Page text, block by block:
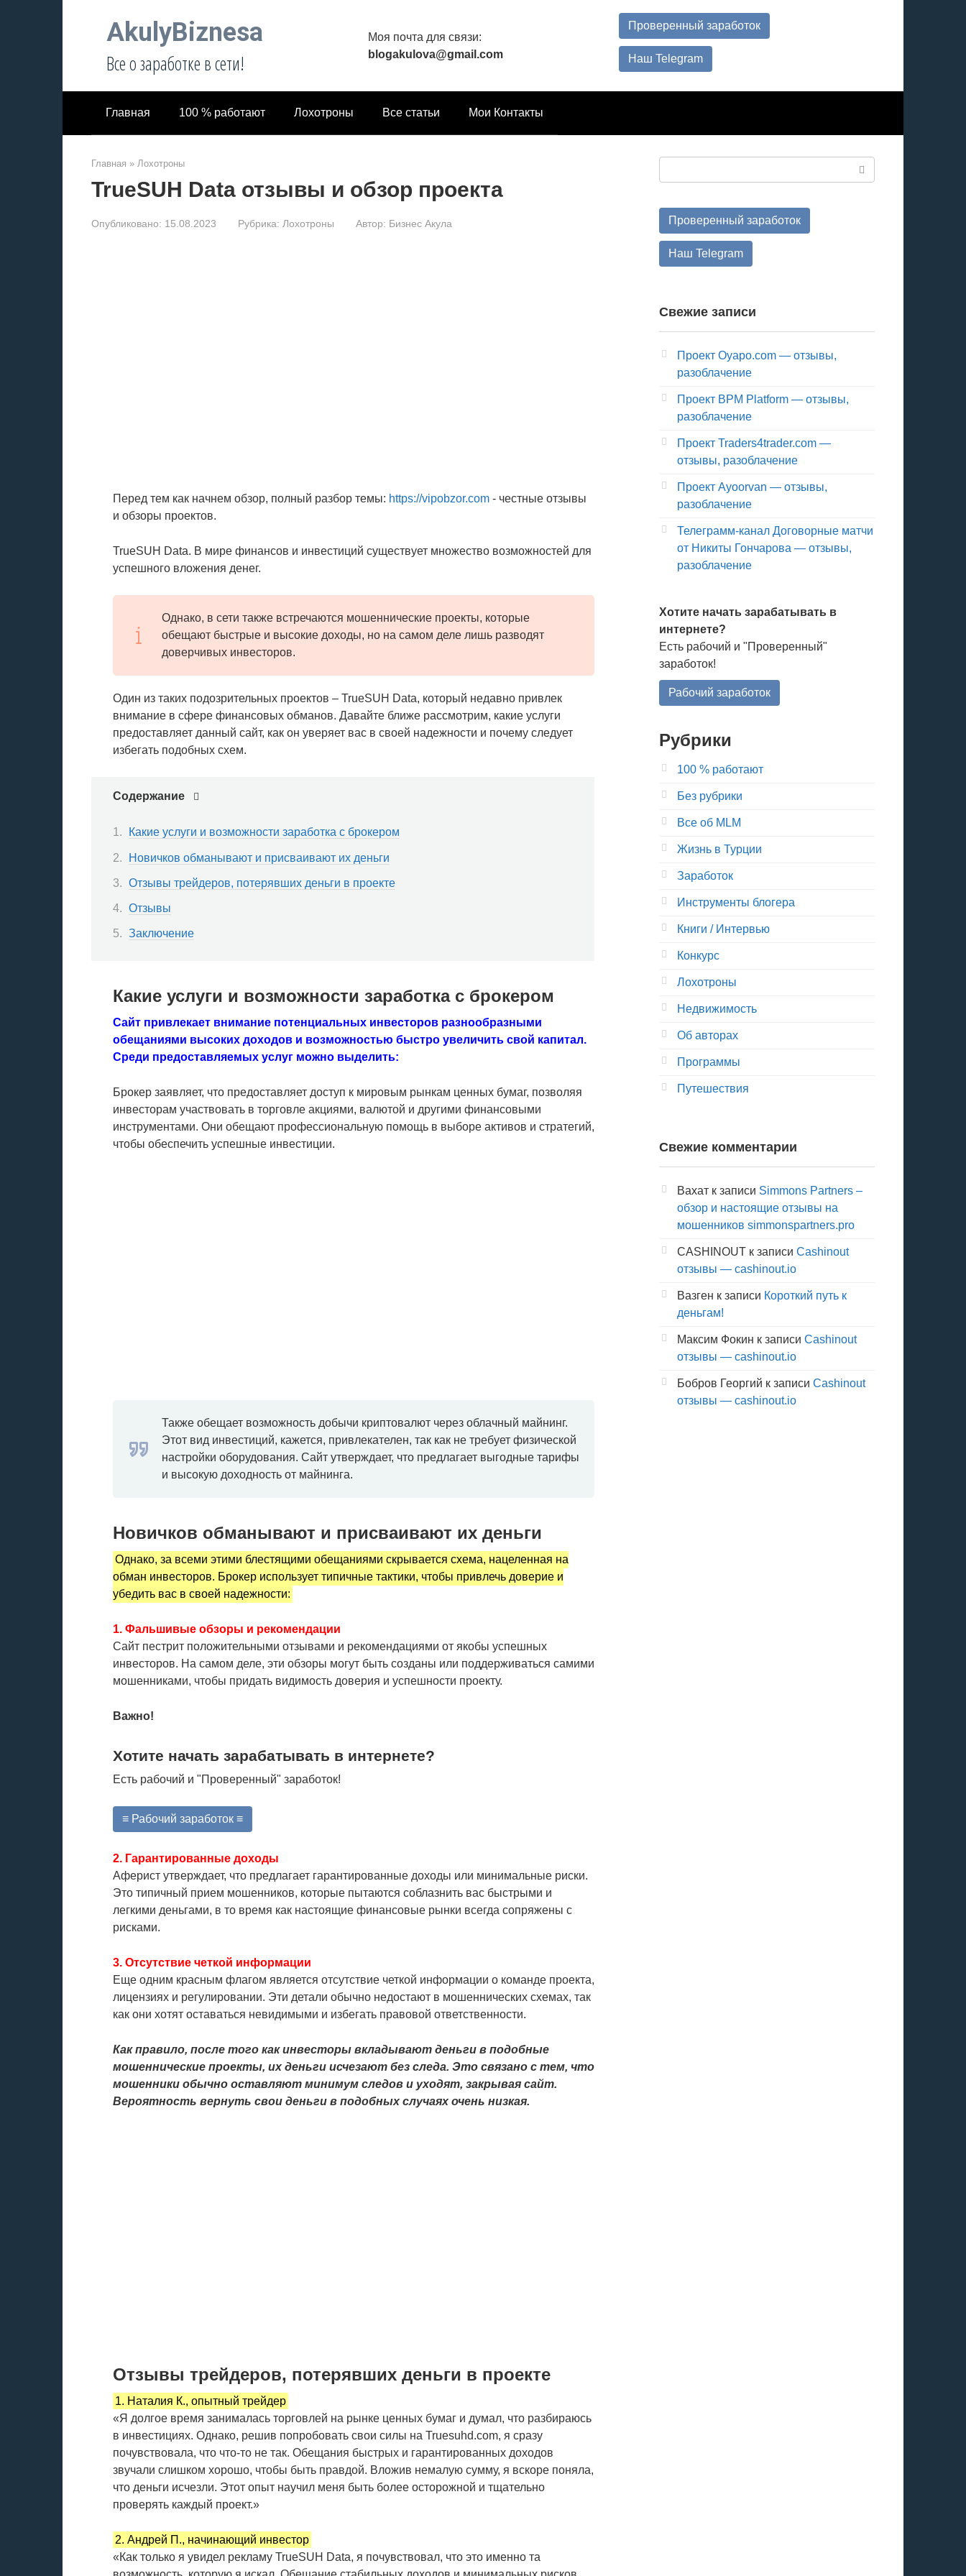
AkulyBiznesa
Все о заработке в сети!
Моя почта для связи:
blogakulova@gmail.com
Проверенный заработок
Наш Telegram
Главная 100 % работают Лохотроны Все статьи Мои Контакты
Главная » Лохотроны
TrueSUH Data отзывы и обзор проекта
Опубликовано: 15.08.2023 Рубрика: Лохотроны Автор: Бизнес Акула
Перед тем как начнем обзор, полный разбор темы: https://vipobzor.com - честные отзывы
и обзоры проектов.
TrueSUH Data. В мире финансов и инвестиций существует множество возможностей для
успешного вложения денег.
Однако, в сети также встречаются мошеннические проекты, которые
обещают быстрые и высокие доходы, но на самом деле лишь разводят
доверчивых инвесторов.
Один из таких подозрительных проектов – TrueSUH Data, который недавно привлек
внимание в сфере финансовых обманов. Давайте ближе рассмотрим, какие услуги
предоставляет данный сайт, как он уверяет вас в своей надежности и почему следует
избегать подобных схем.
Содержание
Какие услуги и возможности заработка с брокером
Новичков обманывают и присваивают их деньги
Отзывы трейдеров, потерявших деньги в проекте
Отзывы
Заключение
Какие услуги и возможности заработка с брокером
Сайт привлекает внимание потенциальных инвесторов разнообразными
обещаниями высоких доходов и возможностью быстро увеличить свой капитал.
Среди предоставляемых услуг можно выделить:
Брокер заявляет, что предоставляет доступ к мировым рынкам ценных бумаг, позволяя
инвесторам участвовать в торговле акциями, валютой и другими финансовыми
инструментами. Они обещают профессиональную помощь в выборе активов и стратегий,
чтобы обеспечить успешные инвестиции.
Также обещает возможность добычи криптовалют через облачный майнинг.
Этот вид инвестиций, кажется, привлекателен, так как не требует физической
настройки оборудования. Сайт утверждает, что предлагает выгодные тарифы
и высокую доходность от майнинга.
Новичков обманывают и присваивают их деньги
Однако, за всеми этими блестящими обещаниями скрывается схема, нацеленная на
обман инвесторов. Брокер использует типичные тактики, чтобы привлечь доверие и
убедить вас в своей надежности:
1. Фальшивые обзоры и рекомендации
Сайт пестрит положительными отзывами и рекомендациями от якобы успешных
инвесторов. На самом деле, эти обзоры могут быть созданы или поддерживаться самими
мошенниками, чтобы придать видимость доверия и успешности проекту.
Важно!
Хотите начать зарабатывать в интернете?
Есть рабочий и "Проверенный" заработок!
≡ Рабочий заработок ≡
2. Гарантированные доходы
Аферист утверждает, что предлагает гарантированные доходы или минимальные риски.
Это типичный прием мошенников, которые пытаются соблазнить вас быстрыми и
легкими деньгами, в то время как настоящие финансовые рынки всегда сопряжены с
рисками.
3. Отсутствие четкой информации
Еще одним красным флагом является отсутствие четкой информации о команде проекта,
лицензиях и регулировании. Эти детали обычно недостают в мошеннических схемах, так
как они хотят оставаться невидимыми и избегать правовой ответственности.
Как правило, после того как инвесторы вкладывают деньги в подобные
мошеннические проекты, их деньги исчезают без следа. Это связано с тем, что
мошенники обычно оставляют минимум следов и уходят, закрывая сайт.
Вероятность вернуть свои деньги в подобных случаях очень низкая.
Отзывы трейдеров, потерявших деньги в проекте
1. Наталия К., опытный трейдер
«Я долгое время занималась торговлей на рынке ценных бумаг и думал, что разбираюсь
в инвестициях. Однако, решив попробовать свои силы на Truesuhd.com, я сразу
почувствовала, что что-то не так. Обещания быстрых и гарантированных доходов
звучали слишком хорошо, чтобы быть правдой. Вложив немалую сумму, я вскоре поняла,
что деньги исчезли. Этот опыт научил меня быть более осторожной и тщательно
проверять каждый проект.»
2. Андрей П., начинающий инвестор
«Как только я увидел рекламу TrueSUH Data, я почувствовал, что это именно та
Проверенный заработок
Наш Telegram
Свежие записи
Проект Oyapo.com — отзывы,
разоблачение
Проект BPM Platform — отзывы,
разоблачение
Проект Traders4trader.com —
отзывы, разоблачение
Проект Ayoorvan — отзывы,
разоблачение
Телеграмм-канал Договорные матчи
от Никиты Гончарова — отзывы,
разоблачение
Хотите начать зарабатывать в
интернете?
Есть рабочий и "Проверенный"
заработок!
Рабочий заработок
Рубрики
100 % работают
Без рубрики
Все об MLM
Жизнь в Турции
Заработок
Инструменты блогера
Книги / Интервью
Конкурс
Лохотроны
Недвижимость
Об авторах
Программы
Путешествия
Свежие комментарии
Вахат к записи Simmons Partners –
обзор и настоящие отзывы на
мошенников simmonspartners.pro
CASHINOUT к записи Cashinout
отзывы — cashinout.io
Вазген к записи Короткий путь к
деньгам!
Максим Фокин к записи Cashinout
отзывы — cashinout.io
Бобров Георгий к записи Cashinout
отзывы — cashinout.io